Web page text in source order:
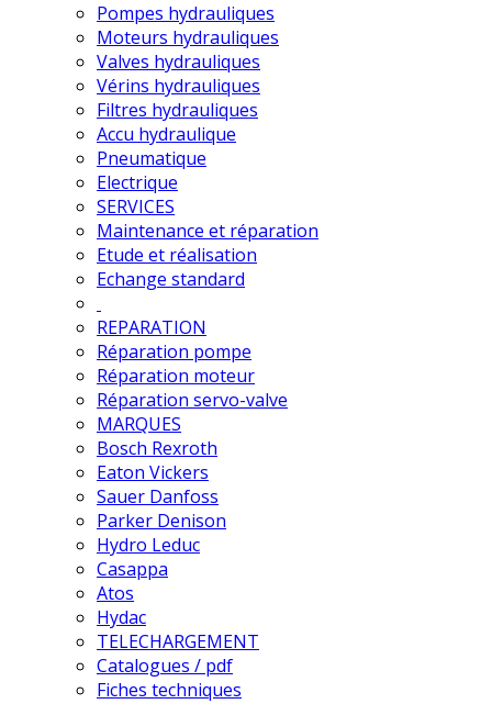
Pompes hydrauliques
Moteurs hydrauliques
Valves hydrauliques
Vérins hydrauliques
Filtres hydrauliques
Accu hydraulique
Pneumatique
Electrique
SERVICES
Maintenance et réparation
Etude et réalisation
Echange standard
REPARATION
Réparation pompe
Réparation moteur
Réparation servo-valve
MARQUES
Bosch Rexroth
Eaton Vickers
Sauer Danfoss
Parker Denison
Hydro Leduc
Casappa
Atos
Hydac
TELECHARGEMENT
Catalogues / pdf
Fiches techniques